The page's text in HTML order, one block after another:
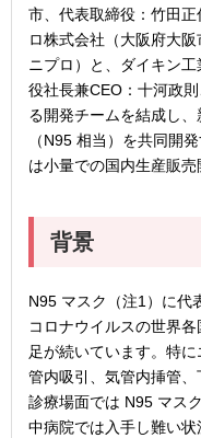
市、代表取締役：竹田
ロ株式会社（大阪府大
ニプロ）と、ダイキン
役社長兼CEO：十河政
る開発チームを結成し
（N95 相当）を共同開
は小量での国内生産販売
背景
N95 マスク（注1）に代
コロナウイルスの世界
足が続いています。特
管内吸引、気管内挿管
診療場面では N95 マス
中病院では入手し難い